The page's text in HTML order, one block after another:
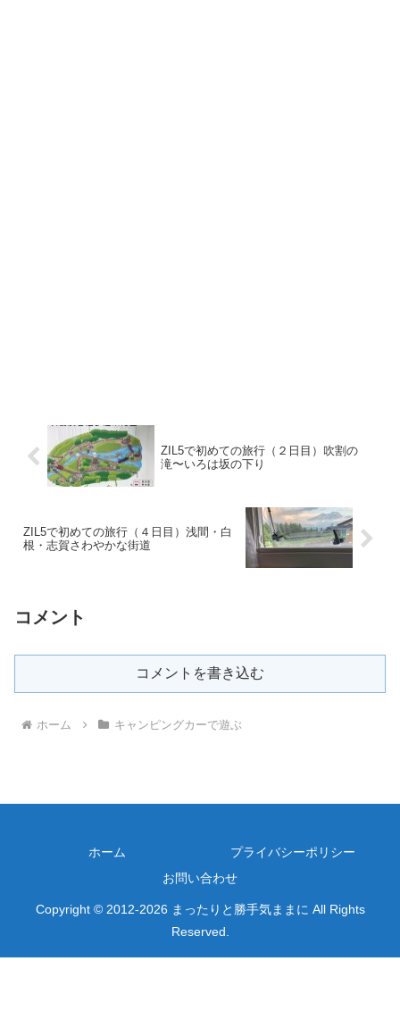
ZIL5で初めての旅行（２日目）吹割の
滝〜いろは坂の下り
ZIL5で初めての旅行（４日目）浅間・白
根・志賀さわやかな街道
コメント
コメントを書き込む
ホーム キャンピングカーで遊ぶ
ホーム
プライバシーポリシー
お問い合わせ
Copyright © 2012-2026 まったりと勝手気ままに All Rights
Reserved.